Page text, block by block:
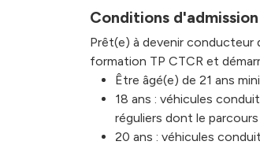
Conditions d'admission
Prêt(e) à devenir conducteur
formation TP CTCR et
Être âgé(e) de 21 ans
18 ans : véhicules
réguliers dont le
20 ans : véhicules